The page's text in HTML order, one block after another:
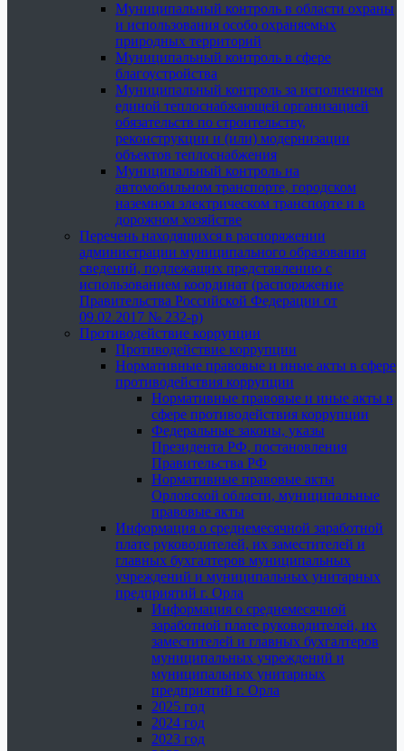
Муниципальный контроль в области охраны
и использования особо охраняемых
природных территорий
Муниципальный контроль в сфере
благоустройства
Муниципальный контроль за исполнением
единой теплоснабжающей организацией
обязательств по строительству,
реконструкции и (или) модернизации
объектов теплоснабжения
Муниципальный контроль на
автомобильном транспорте, городском
наземном электрическом транспорте и в
дорожном хозяйстве
Перечень находящихся в распоряжении
администрации муниципального образования
сведений, подлежащих представлению с
использованием координат (распоряжение
Правительства Российской Федерации от
09.02.2017 № 232-р)
Противодействие коррупции
Противодействие коррупции
Нормативные правовые и иные акты в сфере
противодействия коррупции
Нормативные правовые и иные акты в
сфере противодействия коррупции
Федеральные законы, указы
Президента РФ, постановления
Правительства РФ
Нормативные правовые акты
Орловской области, муниципальные
правовые акты
Информация о среднемесячной заработной
плате руководителей, их заместителей и
главных бухгалтеров муниципальных
учреждений и муниципальных унитарных
предприятий г. Орла
Информация о среднемесячной
заработной плате руководителей, их
заместителей и главных бухгалтеров
муниципальных учреждений и
муниципальных унитарных
предприятий г. Орла
2025 год
2024 год
2023 год